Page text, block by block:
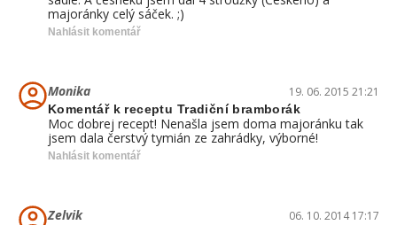
majoránky celý sáček. ;)
Nahlásit komentář
Monika 19. 06. 2015 21:21
Komentář k receptu Tradiční bramborák
Moc dobrej recept! Nenašla jsem doma majoránku tak
jsem dala čerstvý tymián ze zahrádky, výborné!
Nahlásit komentář
Zelvik 06. 10. 2014 17:17